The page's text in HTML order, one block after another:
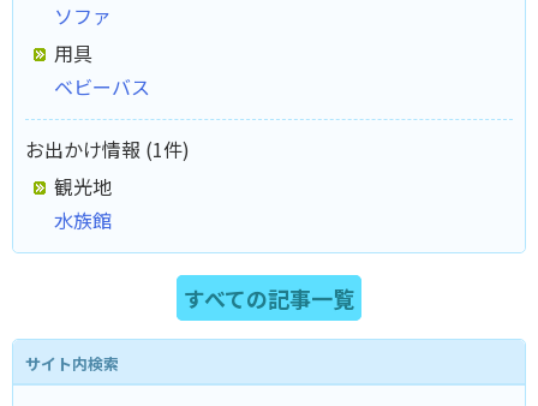
ソファ
用具
ベビーバス
お出かけ情報 (1件)
観光地
水族館
すべての記事一覧
サイト内検索